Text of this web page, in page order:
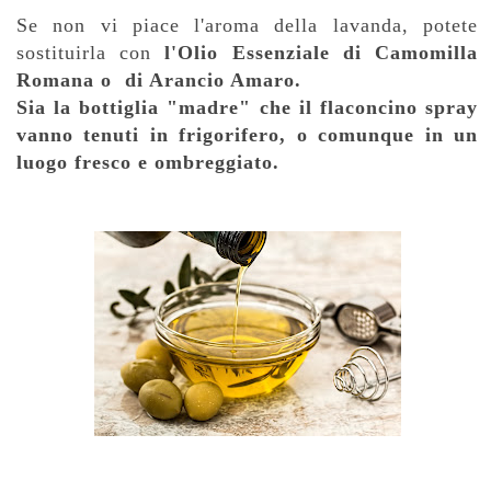
Se non vi piace l'aroma della lavanda, potete
sostituirla conl'Olio Essenziale di Camomilla
Romana o di Arancio Amaro.
Sia la bottiglia "madre" che il flaconcino spray
vanno tenuti in frigorifero, o comunque in un
luogo fresco e ombreggiato.